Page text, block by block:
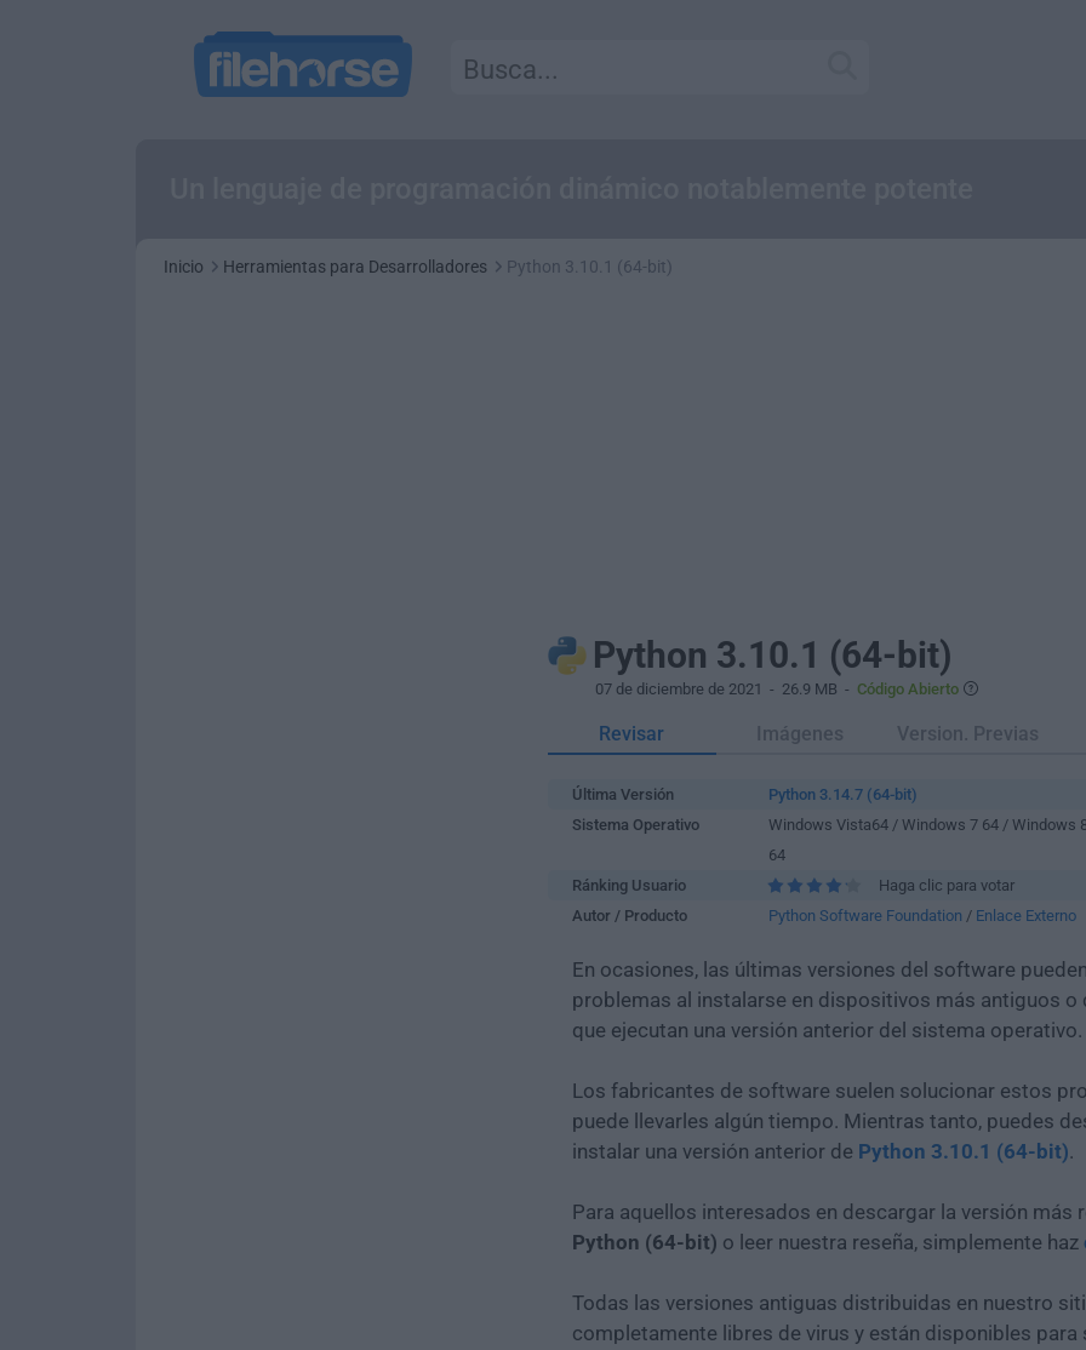
Inicio Herramientas para Desarrolladores Python 3.10.1 (64-bit)
Python 3.10.1 (64-bit)
07 de diciembre de 2021 - 26.9 MB - Código Abierto
Revisar Imágenes Version. Previas
Última Versión
Python 3.14.7 (64-bit)
Sistema Operativo
Windows Vista64 / Windows 7 64 / Windows
64
Ránking Usuario
Haga clic para votar
Autor / Producto
Python Software Foundation / Enlace Externo
En ocasiones, las últimas versiones del software
problemas al instalarse en dispositivos más antiguos
que ejecutan una versión anterior del sistema operativo.
Los fabricantes de software suelen solucionar estos
puede llevarles algún tiempo. Mientras tanto, puedes
instalar una versión anterior de Python 3.10.1 (64-bit).
Para aquellos interesados en descargar la versión más
Python (64-bit) o leer nuestra reseña, simplemente haz
Todas las versiones antiguas distribuidas en nuestro
completamente libres de virus y están disponibles para